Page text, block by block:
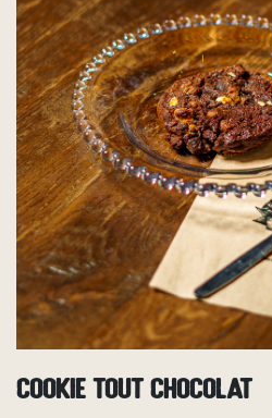
Cookie tout chocolat